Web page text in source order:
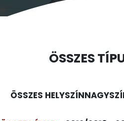
ÖSSZES
ÖSSZES HELYSZÍN